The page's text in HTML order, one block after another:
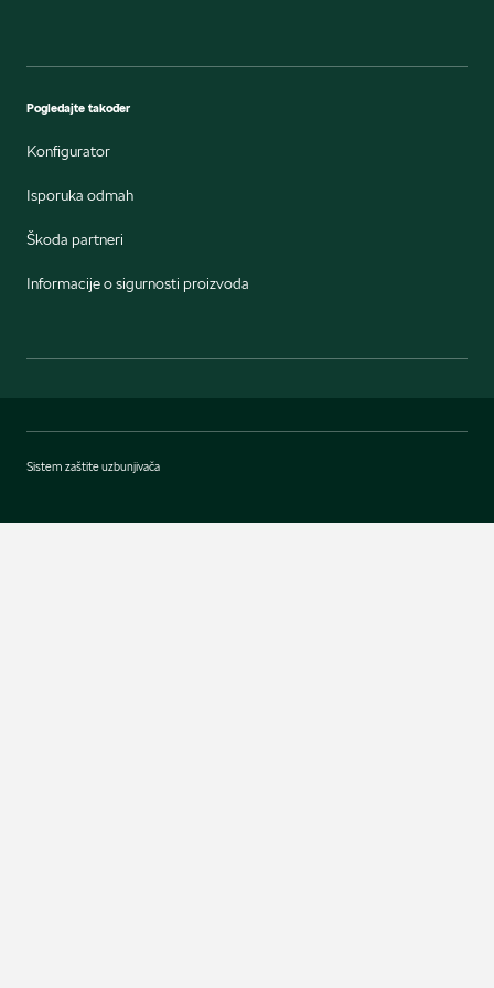
Pogledajte također
Konfigurator
Isporuka odmah
Škoda partneri
Informacije o sigurnosti proizvoda
Sistem zaštite uzbunjivača